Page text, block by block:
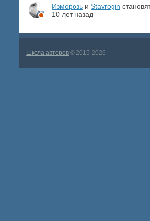
Изморозь и Stavrogin
10 лет назад
Школа авторов © 2015-2026